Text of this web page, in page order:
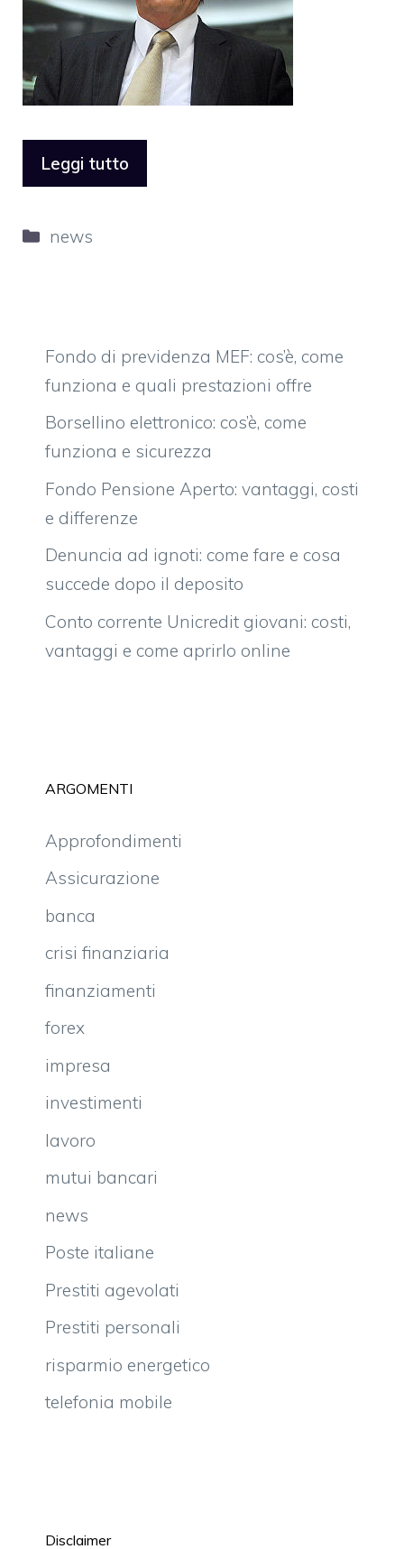
Leggi tutto
Categorie
news
Fondo di previdenza MEF: cos’è, come
funziona e quali prestazioni offre
Borsellino elettronico: cos’è, come
funziona e sicurezza
Fondo Pensione Aperto: vantaggi, costi
e differenze
Denuncia ad ignoti: come fare e cosa
succede dopo il deposito
Conto corrente Unicredit giovani: costi,
vantaggi e come aprirlo online
ARGOMENTI
Approfondimenti
Assicurazione
banca
crisi finanziaria
finanziamenti
forex
impresa
investimenti
lavoro
mutui bancari
news
Poste italiane
Prestiti agevolati
Prestiti personali
risparmio energetico
telefonia mobile
Disclaimer